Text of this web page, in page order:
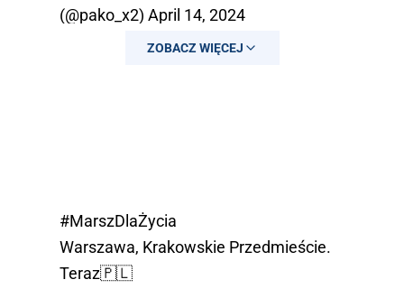
(@pako_x2) April 14, 2024
ZOBACZ WIĘCEJ
#MarszDlaŻycia
Warszawa, Krakowskie Przedmieście.
Teraz🇵🇱